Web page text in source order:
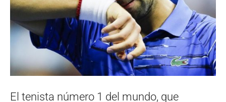
El tenista número 1 del mundo, que